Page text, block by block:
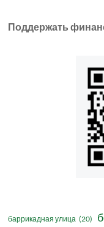
Поддержать
баррикадная улица (20)